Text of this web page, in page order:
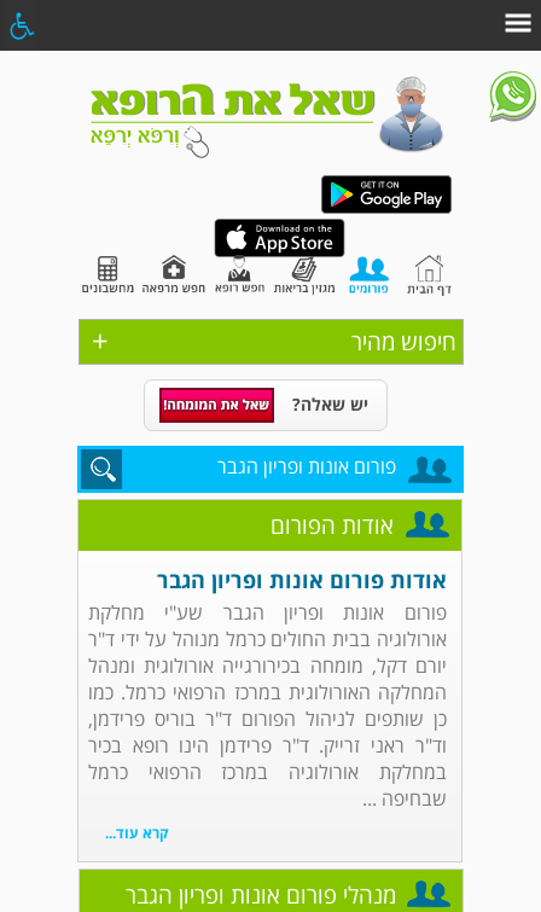
+ חיפוש מהיר
יש שאלה?
פורום אונות ופריון הגבר
אודות הפורום
אודות פורום אונות ופריון הגבר
פורום אונות ופריון הגבר שע"י מחלקת
אורולוגיה בבית החולים כרמל מנוהל על ידי ד"ר
יורם דקל, מומחה בכירורגייה אורולוגית ומנהל
המחלקה האורולוגית במרכז הרפואי כרמל. כמו
כן שותפים לניהול הפורום ד"ר בוריס פרידמן,
וד"ר ראני זרייק. ד"ר פרידמן הינו רופא בכיר
במחלקת אורולוגיה במרכז הרפואי כרמל
שבחיפה ...
קרא עוד...
מנהלי פורום אונות ופריון הגבר